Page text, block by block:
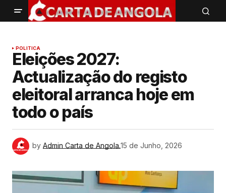
POLITICA
Eleições 2027:
Actualização do registo
eleitoral arranca hoje em
todo o país
by Admin Carta de Angola.15 de Junho, 2026